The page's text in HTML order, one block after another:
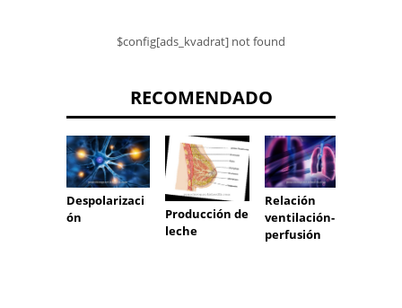
$config[ads_kvadrat] not found
RECOMENDADO
Despolarizaci
ón
Producción de
leche
Relación
ventilación-
perfusión